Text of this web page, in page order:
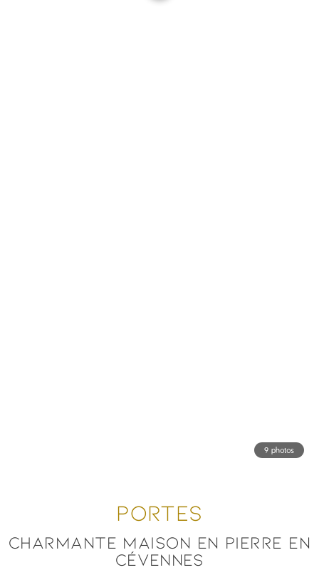
9 photos
PORTES
CHARMANTE MAISON EN PIERRE EN
CÉVENNES